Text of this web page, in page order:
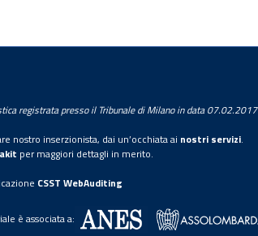
registrata presso il Tribunale di Milano in data
nostro inserzionista, dai un’occhiata ai nostri servizi.
per maggiori dettagli in merito.
CSST WebAuditing
è associata a:
l’utente